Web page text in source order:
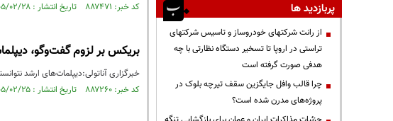
کد خبر: ۸۸۷۴۷۱ تاریخ انتشار : ۱۴۰۵/۰۲/۲۸
بریکس بر لزوم گفت‌وگو،
خبرگزاری آناتولی:دیپلمات‌های ارشد
کد خبر: ۸۸۷۲۶۰ تاریخ انتشار : ۱۴۰۵/۰۲/۲۵
پربازدید ها
از رانت‌ شرکتهای خودروساز و تاسیس شرکتهای
تراستی در اروپا تا تسخیر دستگاه نظارتی با چه
هدفی صورت گرفته است
چرا قالب وافل جایگزین سقف تیرچه بلوک در
پروژه‌های مدرن شده است؟